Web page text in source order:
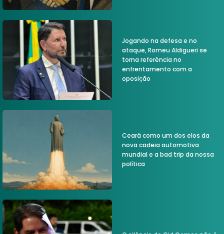
Jogando na defesa e no
ataque, Romeu Aldigueri se
torna referência no
enfrentamento com a
oposição
Ceará como um dos elos da
nova cadeia automotiva
mundial e a bad trip da nossa
política